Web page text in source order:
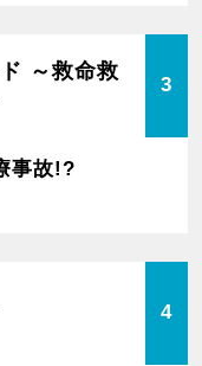
～救命救
3
事故!?
4